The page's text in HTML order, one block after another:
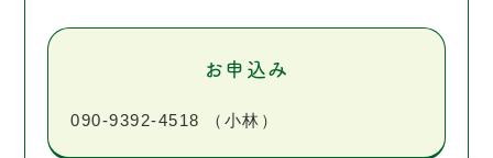
お申込み
090-9392-4518 （小林）